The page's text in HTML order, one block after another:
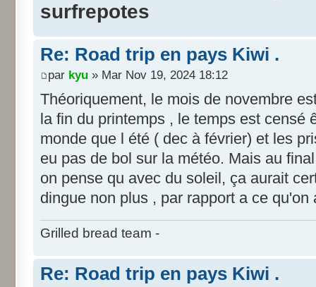
surfrepotes
Re: Road trip en pays Kiwi .
par kyu » Mar Nov 19, 2024 18:12
Théoriquement, le mois de novembre
la fin du printemps , le temps est censé
monde que l été ( dec à février) et les
eu pas de bol sur la météo. Mais au
on pense qu avec du soleil, ça aurait
dingue non plus , par rapport a ce
Grilled bread team -
Re: Road trip en pays Kiwi .